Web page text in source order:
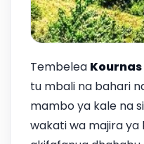
Tembelea
tu mbali na bahari
mambo ya kale na
wakati wa majira ya